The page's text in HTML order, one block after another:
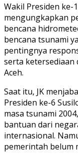
Wakil Presiden ke-
mengungkapkan
bencana
bencana tsunami
pentingnya
serta
Aceh.
Saat itu, JK
Presiden ke-6
masa tsunami
bantuan dari
internasional.
pemerintah belum